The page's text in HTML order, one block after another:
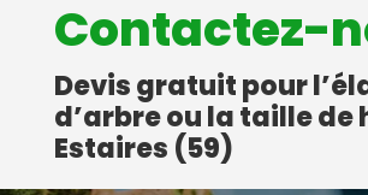
Contactez-
Devis gratuit pour
d’arbre ou la taille de
Estaires (59)